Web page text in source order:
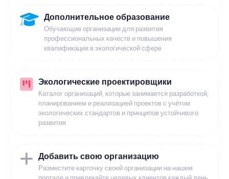
Дополнительное образование
Обучающие организации для развития
профессиональных качеств и повышения
квалификации в экологической сфере
Экологические проектировщики
Каталог организаций, которые занимается разработкой,
планированием и реализацией проектов с учётом
экологических стандартов и принципов устойчивого
развития
Добавить свою организацию
Разместите карточку своей организации на нашем